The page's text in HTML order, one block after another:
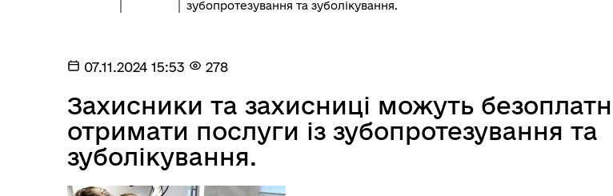
зубопротезування та зуболікування.
07.11.2024 15:53 278
Захисники та захисниці можуть
отримати послуги із зубопротезування та
зуболікування.